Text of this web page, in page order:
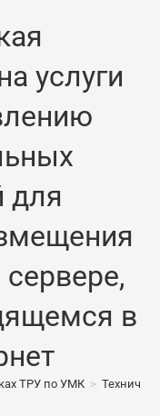
услуги
для
в
ТРУ по УМК >